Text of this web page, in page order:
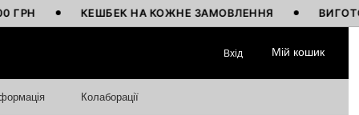
КЕШБЕК НА КОЖНЕ ЗАМОВЛЕННЯ
Вхід Мій кошик
Колаборації